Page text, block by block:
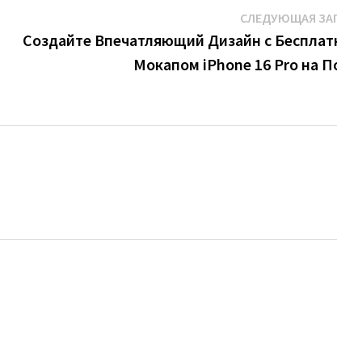
СЛЕДУЮЩАЯ
Создайте Впечатляющий Дизайн с
Мокапом iPhone 16 Pro на